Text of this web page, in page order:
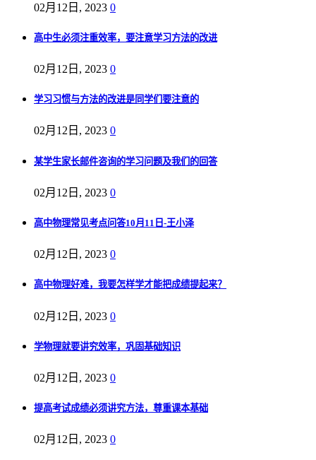
02月12日, 2023 0
高中生必须注重效率，要注意学习方法的改进
02月12日, 2023 0
学习习惯与方法的改进是同学们要注意的
02月12日, 2023 0
某学生家长邮件咨询的学习问题及我们的回答
02月12日, 2023 0
高中物理常见考点问答10月11日-王小泽
02月12日, 2023 0
高中物理好难，我要怎样学才能把成绩提起来？
02月12日, 2023 0
学物理就要讲究效率，巩固基础知识
02月12日, 2023 0
提高考试成绩必须讲究方法，尊重课本基础
02月12日, 2023 0